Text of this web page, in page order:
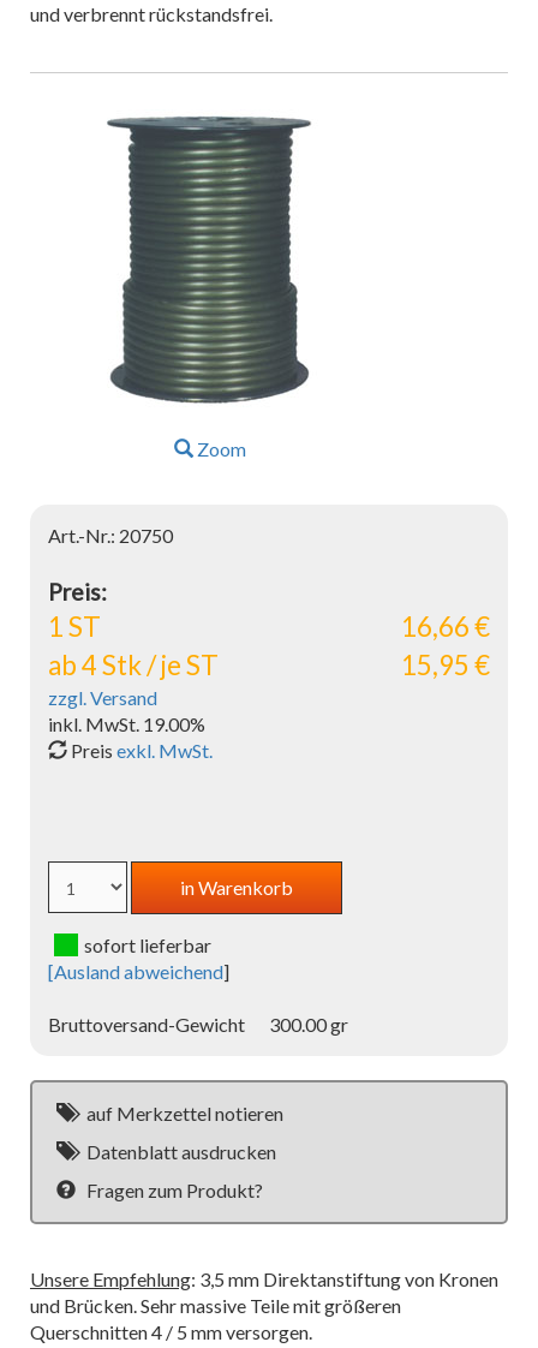
und verbrennt rückstandsfrei.
Zoom
Art.-Nr.: 20750
Preis:
1 ST
16,66 €
ab 4 Stk / je ST
15,95 €
zzgl. Versand
inkl. MwSt. 19.00%
Preis exkl. MwSt.
sofort lieferbar
[Ausland abweichend]
Bruttoversand-Gewicht 300.00 gr
auf Merkzettel notieren
Datenblatt ausdrucken
Fragen zum Produkt?
Unsere Empfehlung: 3,5 mm Direktanstiftung von Kronen
und Brücken. Sehr massive Teile mit größeren
Querschnitten 4 / 5 mm versorgen.